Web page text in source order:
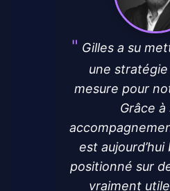
Gilles a su
une stratégie
mesure pour
Grâce à
est
positionné sur
vraiment